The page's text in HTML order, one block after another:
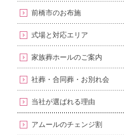
前橋市のお布施
式場と対応エリア
家族葬ホールのご案内
社葬・合同葬・お別れ会
当社が選ばれる理由
アムールのチェンジ割